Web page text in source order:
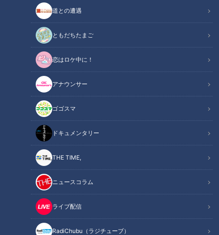
道との遭遇
ともだちたまご
恋はロケ中に！
アナウンサー
ゴゴスマ
ドキュメンタリー
THE TIME,
ニュースコラム
ライブ配信
RadiChubu（ラジチューブ）
CBCテレビ『チャント！』
この記事の画像（全6枚）
記事に戻る
この記事を見たあなたへのおすすめ